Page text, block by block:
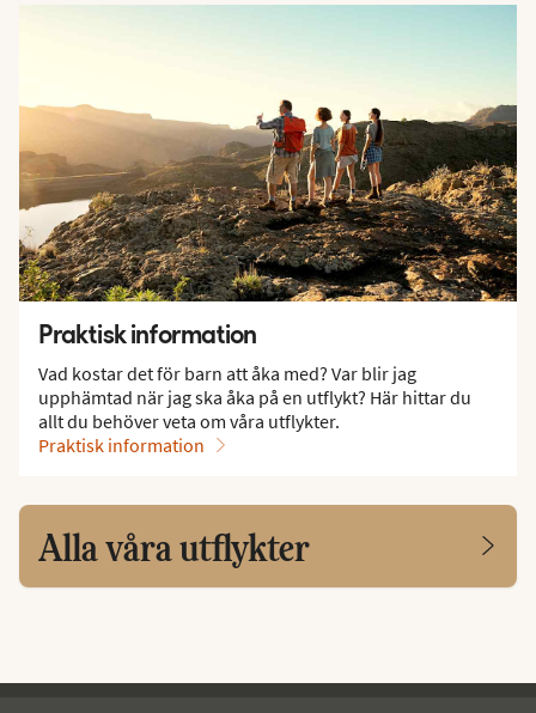
Praktisk information
Vad kostar det för barn att åka med? Var blir jag
upphämtad när jag ska åka på en utflykt? Här hittar du
allt du behöver veta om våra utflykter.
Praktisk information
Alla våra utflykter